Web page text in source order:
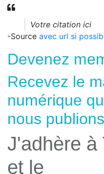
Votre citation ici
-Source avec url si
Devenez
Recevez le
numérique
nous publions
J'adhère à
et le